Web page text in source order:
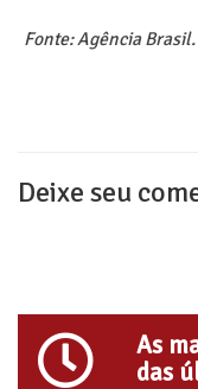
Fonte: Agência Brasil.
Deixe seu
As
das